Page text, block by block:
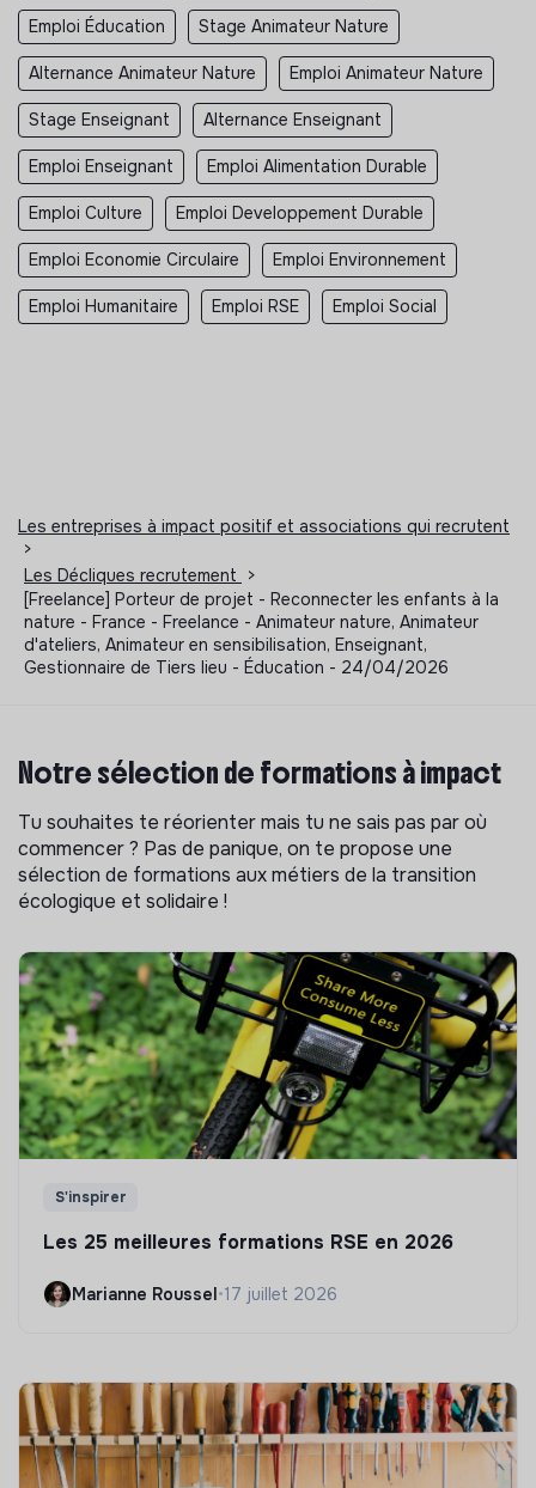
Emploi Éducation Stage Animateur Nature
Alternance Animateur Nature Emploi Animateur Nature
Stage Enseignant Alternance Enseignant
Emploi Enseignant Emploi Alimentation Durable
Emploi Culture Emploi Developpement Durable
Emploi Economie Circulaire Emploi Environnement
Emploi Humanitaire Emploi RSE Emploi Social
Les entreprises à impact positif et associations qui recrutent
>
Les Décliques recrutement
>
[Freelance] Porteur de projet - Reconnecter les enfants à la
nature - France - Freelance - Animateur nature, Animateur
d'ateliers, Animateur en sensibilisation, Enseignant,
Gestionnaire de Tiers lieu - Éducation - 24/04/2026
Notre sélection de formations à impact
Tu souhaites te réorienter mais tu ne sais pas par où
commencer ? Pas de panique, on te propose une
sélection de formations aux métiers de la transition
écologique et solidaire !
S'inspirer
Les 25 meilleures formations RSE en 2026
Marianne Roussel•17 juillet 2026